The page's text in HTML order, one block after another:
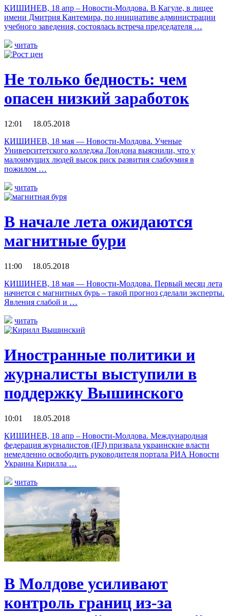
КИШИНЕВ, 18 апр – Новости-Молдова. В Кагуле, в лицее
имени Дмитрия Кантемира, по инициативе администрации
учебного заведения, состоялась встреча председателя …
читать
Не только бедность: чем
опасен низкий заработок
12:01 18.05.2018
КИШИНЕВ, 18 мая — Новости-Молдова. Ученые
Университетского колледжа Лондона выяснили, что у
малоимущих людей высок риск развития слабоумия в
пожилом …
читать
В начале лета ожидаются
магнитные бури
11:00 18.05.2018
КИШИНЕВ, 18 мая — Новости-Молдова. Первый месяц лета
начнется с магнитных бурь – такой прогноз сделали эксперты.
Явления слабой и …
читать
Иностранные политики и
журналисты выступили в
поддержку Вышинского
10:01 18.05.2018
КИШИНЕВ, 18 апр – Новости-Молдова. Международная
федерация журналистов (IFJ) призвала украинские власти
немедленно освободить руководителя портала РИА Новости
Украина Кирилла …
читать
В Молдове усиливают
контроль границ из-за